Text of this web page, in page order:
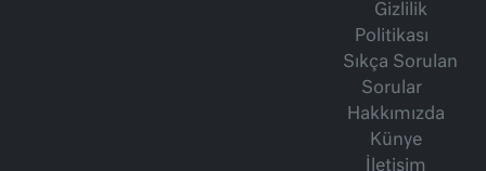
Gizlilik
Politikası
Sıkça Sorulan
Sorular
Hakkımızda
Künye
İletişim